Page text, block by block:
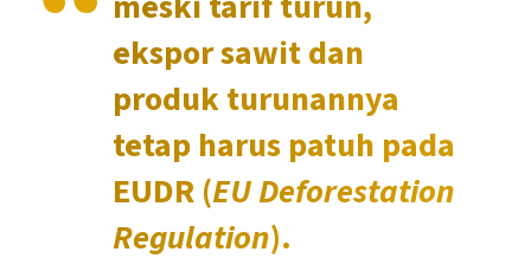
ekspor sawit dan
produk turunannya
tetap harus patuh pada
EUDR (EU Deforestation
Regulation).